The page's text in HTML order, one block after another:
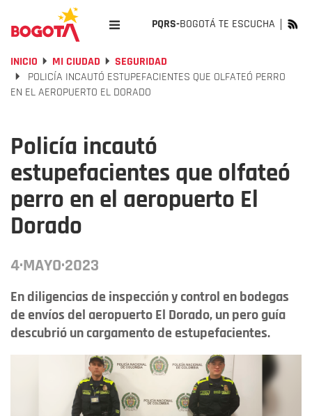
PQRS-BOGOTÁ TE ESCUCHA
INICIO MI CIUDAD
SEGURIDAD
POLICÍA INCAUTÓ ESTUPEFACIENTES QUE OLFATEÓ PERRO
EN EL AEROPUERTO EL DORADO
Policía incautó
estupefacientes que olfateó
perro en el aeropuerto El
Dorado
4·MAYO·2023
En diligencias de inspección y control en bodegas
de envíos del aeropuerto El Dorado, un pero guía
descubrió un cargamento de estupefacientes.